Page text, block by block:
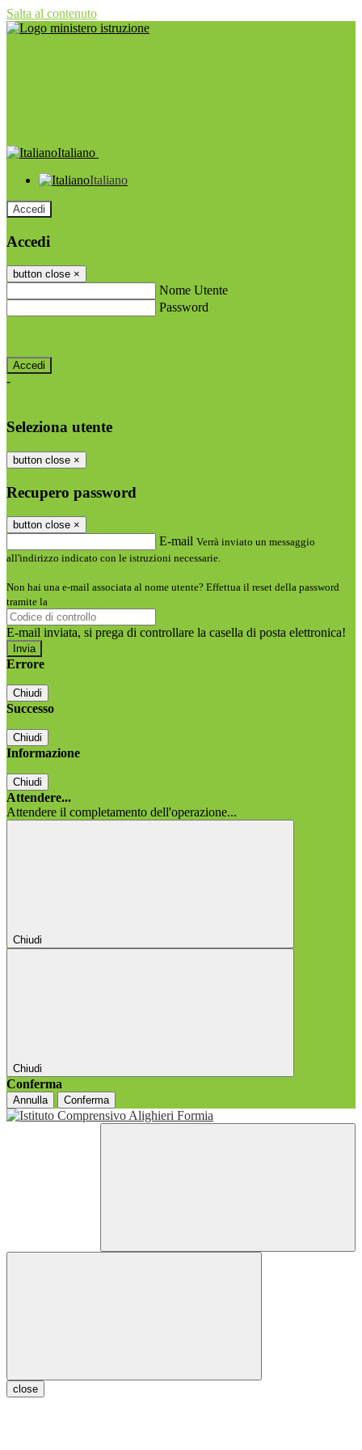
Salta al contenuto
Italiano
Italiano
Accedi
Accedi
button close ×
Nome Utente
Password
-
Seleziona utente
button close ×
Recupero password
button close ×
E-mail Verrà inviato un messaggio
all'indirizzo indicato con le istruzioni necessarie.
Non hai una e-mail associata al nome utente? Effettua il reset della password
tramite la
E-mail inviata, si prega di controllare la casella di posta elettronica!
Errore
Chiudi
Successo
Chiudi
Informazione
Chiudi
Attendere...
Attendere il completamento dell'operazione...
Chiudi
Chiudi
Conferma
Annulla Conferma
close